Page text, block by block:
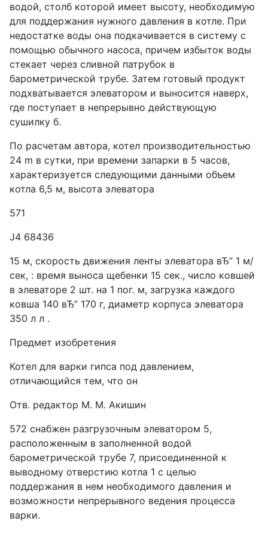
водой, столб которой имеет высоту, необходимую
для поддержания нужного давления в котле. При
недостатке воды она подкачивается в систему с
помощью обычного насоса, причем избыток воды
стекает через сливной патрубок в
барометрической трубе. Затем готовый продукт
подхватывается элеватором и выносится наверх,
где поступает в непрерывно действующую
сушилку б.
По расчетам автора, котел производительностью
24 m в сутки, при времени запарки в 5 часов,
характеризуется следующими данными объем
котла 6,5 м, высота элеватора
571
J4 68436
15 м, скорость движения ленты элеватора вЂ” 1 м/
сек, : время выноса щебенки 15 сек., число ковшей
в элеваторе 2 шт. на 1 пог. м, загрузка каждого
ковша 140 вЂ” 170 г, диаметр корпуса элеватора
350 л л .
Предмет изобретения
Котел для варки гипса под давлением,
отличающийся тем, что он
Отв. редактор М. М. Акишин
572 снабжен разгрузочным элеватором 5,
расположенным в заполненной водой
барометрической трубе 7, присоединенной к
выводному отверстию котла 1 с целью
поддержания в нем необходимого давления и
возможности непрерывного ведения процесса
варки.